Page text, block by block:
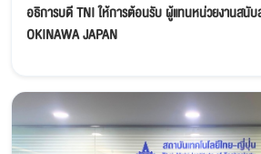
อธิการบดี TNI ให้การต้อนรับ ผู้แทนหน่วยงานสนับสนุนการท่องเที่ยวจังหวัด
OKINAWA JAPAN